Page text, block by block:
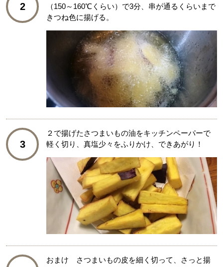
2
（150～160℃くらい）で3分、串が通るくらいまで
きつね色に揚げる。
3
２で揚げたさつまいもの油をキッチンペーパーで
軽く切り、真塩少々をふりかけ、できあがり！
おまけ さつまいもの皮を細く切って、さっと揚